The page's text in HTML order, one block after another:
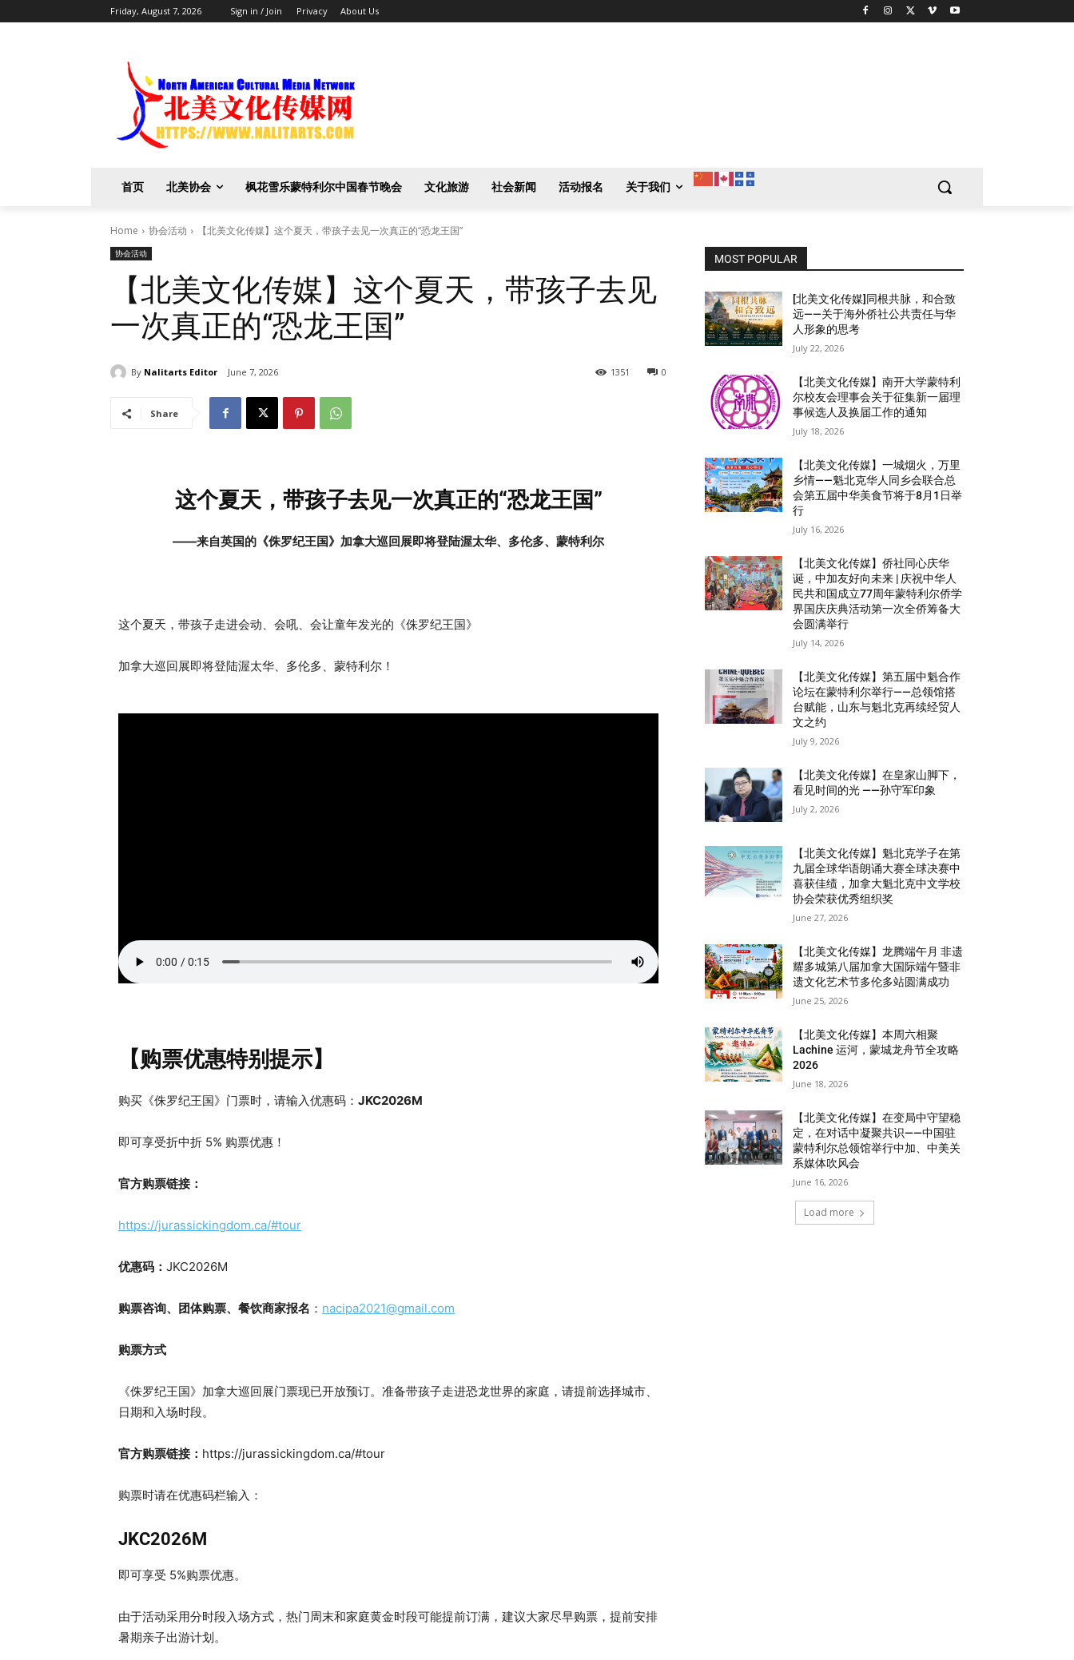
Friday, August 7, 2026 Sign in / Join Privacy About Us
首页 北美协会 枫花雪乐蒙特利尔中国春节晚会 文化旅游 社会新闻 活动报名 关于我们
Home 协会活动 【北美文化传媒】这个夏天，带孩子去见一次真正的“恐龙王国”
协会活动
【北美文化传媒】这个夏天，带孩子去见
一次真正的“恐龙王国”
By Nalitarts Editor June 7, 2026 0
1351
Share
这个夏天，带孩子去见一次真正的“恐龙王国”
——来自英国的 《侏罗纪王国》加拿大巡回展即将登陆渥太华、多伦多、蒙特利尔
这个夏天，带孩子走进会动、会吼、会让童年发光的《侏罗纪王国》
加拿大巡回展即将登陆渥太华、多伦多、蒙特利尔！
【购票优惠特别提示】
购买《侏罗纪王国》门票时，请输入优惠码： JKC2026M
即可享受折中折 5% 购票优惠！
官方购票链接：
https://jurassickingdom.ca/#tour
优惠码： JKC2026M
购票咨询、团体购票、餐饮商家报名 ： nacipa2021@gmail.com
购票方式
《侏罗纪王国》加拿大巡回展门票现已开放预订。准备带孩子走进恐龙世界的家庭，请提前选择城市、
日期和入场时段。
官方购票链接： https://jurassickingdom.ca/#tour
购票时请在优惠码栏输入：​
JKC2026M
即可享受 5%购票优惠。
由于活动采用分时段入场方式，热门周末和家庭黄金时段可能提前订满，建议大家尽早购票，提前安排
暑期亲子出游计划。​
MOST POPULAR
[北美文化传媒]同根共脉，和合致
远——关于海外侨社公共责任与华
人形象的思考
July 22, 2026
【北美文化传媒】南开大学蒙特利
尔校友会理事会关于征集新一届理
事候选人及换届工作的通知
July 18, 2026
【北美文化传媒】一城烟火，万里
乡情——魁北克华人同乡会联合总
会第五届中华美食节将于8月1日举
行
July 16, 2026
【北美文化传媒】侨社同心庆华
诞，中加友好向未来 | 庆祝中华人
民共和国成立77周年蒙特利尔侨学
界国庆庆典活动第一次全侨筹备大
会圆满举行
July 14, 2026
【北美文化传媒】第五届中魁合作
论坛在蒙特利尔举行——总领馆搭
台赋能，山东与魁北克再续经贸人
文之约
July 9, 2026
【北美文化传媒】在皇家山脚下，
看见时间的光 ——孙守军印象
July 2, 2026
【北美文化传媒】魁北克学子在第
九届全球华语朗诵大赛全球决赛中
喜获佳绩，加拿大魁北克中文学校
协会荣获优秀组织奖
June 27, 2026
【北美文化传媒】龙腾端午月 非遗
耀多城第八届加拿大国际端午暨非
遗文化艺术节多伦多站圆满成功
June 25, 2026
【北美文化传媒】本周六相聚
Lachine 运河，蒙城龙舟节全攻略
2026
June 18, 2026
【北美文化传媒】在变局中守望稳
定，在对话中凝聚共识——中国驻
蒙特利尔总领馆举行中加、中美关
系媒体吹风会
June 16, 2026
Load more